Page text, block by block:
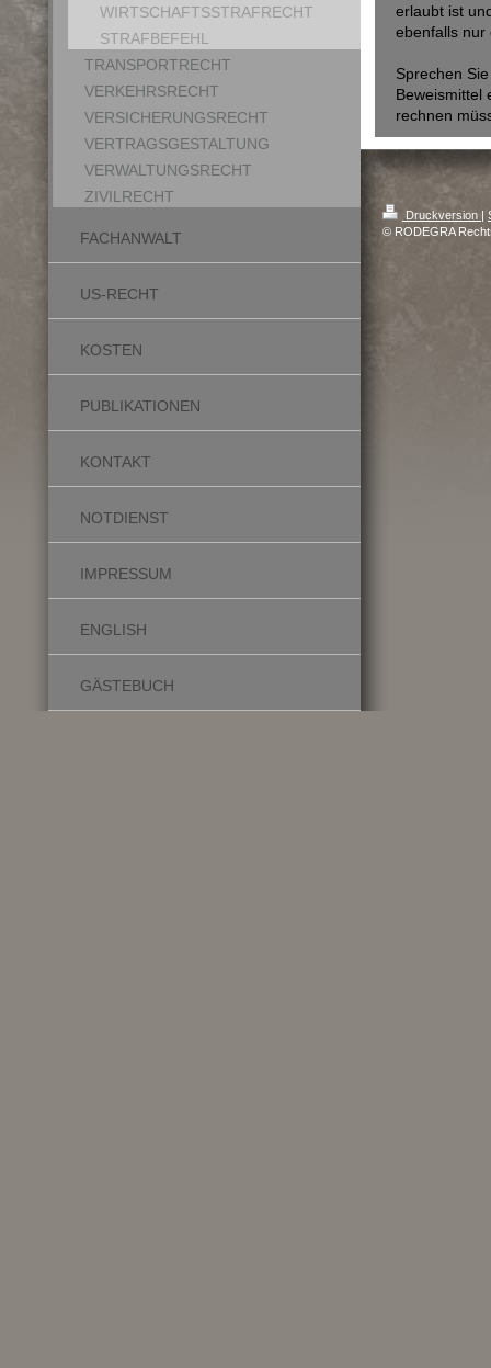
erlaubt ist
ebenfalls nur
Sprechen
Beweismittel
rechnen
Druckversion |
© RODEGRA
WIRTSCHAFTSSTRAFRECHT
STRAFBEFEHL
TRANSPORTRECHT
VERKEHRSRECHT
VERSICHERUNGSRECHT
VERTRAGSGESTALTUNG
VERWALTUNGSRECHT
ZIVILRECHT
FACHANWALT
US-RECHT
KOSTEN
PUBLIKATIONEN
KONTAKT
NOTDIENST
IMPRESSUM
ENGLISH
GÄSTEBUCH